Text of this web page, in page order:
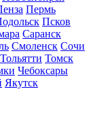
Пермь
Псков
Саранск
Смоленск Сочи
Тольятти Томск
Чебоксары
Якутск